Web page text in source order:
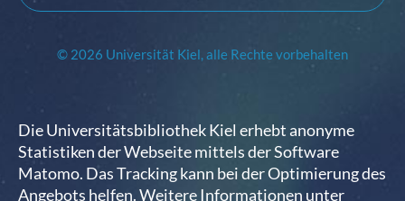
© 2026 Universität Kiel, alle Rechte vorbehalten
Die Universitätsbibliothek Kiel erhebt anonyme
Statistiken der Webseite mittels der Software
Matomo. Das Tracking kann bei der Optimierung des
Angebots helfen. Weitere Informationen unter